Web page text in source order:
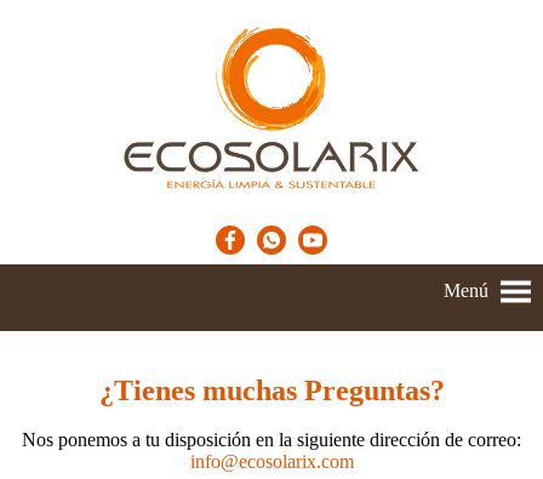
Menú
¿Tienes muchas Preguntas?
Nos ponemos a tu disposición en la siguiente dirección de correo:
info@ecosolarix.com